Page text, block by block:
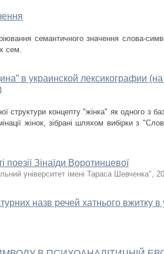
семантичного значення слова-
сем.
в украинской лексикографии
структури концепту "жінка" як одного з
жінок, зібрані шляхом вибірки з
Зінаїди Воротинцевої
університет імені Тараса Шевченка",
назв речей хатнього вжитку в